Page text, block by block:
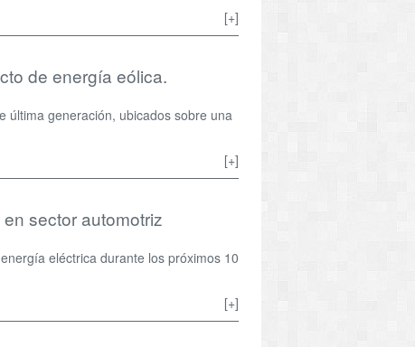
[+]
de energía eólica.
última generación, ubicados sobre una
[+]
sector automotriz
eléctrica durante los próximos 10
[+]